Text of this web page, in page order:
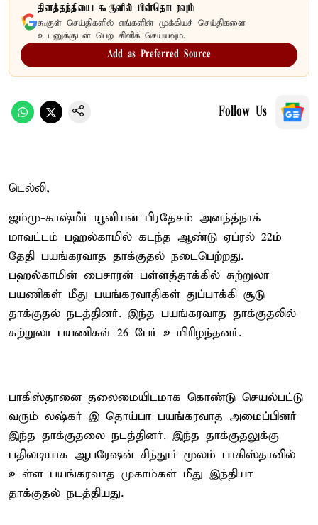
தினத்தந்தியை கூகுளில் பின்தொடரவும்
கூகுள் செய்திகளில் எங்களின் முக்கியச் செய்திகளை
உடனுக்குடன் பெற கிளிக் செய்யவும்.
Add as Preferred Source
Follow Us
டெல்லி,
ஜம்மு-காஷ்மீர் யூனியன் பிரதேசம் அனந்த்நாக்
மாவட்டம் பஹல்காமில் கடந்த ஆண்டு ஏப்ரல் 22ம்
தேதி பயங்கரவாத தாக்குதல் நடைபெற்றது.
பஹல்காமின் பைசாரன் பள்ளத்தாக்கில் சுற்றுலா
பயணிகள் மீது பயங்கரவாதிகள் துப்பாக்கி சூடு
தாக்குதல் நடத்தினர். இந்த பயங்கரவாத தாக்குதலில்
சுற்றுலா பயணிகள் 26 பேர் உயிரிழந்தனர்.
பாகிஸ்தானை தலைமையிடமாக கொண்டு செயல்பட்டு
வரும் லஷ்கர் இ தொய்பா பயங்கரவாத அமைப்பினர்
இந்த தாக்குதலை நடத்தினர். இந்த தாக்குதலுக்கு
பதிலடியாக ஆபரேஷன் சிந்தூர் மூலம் பாகிஸ்தானில்
உள்ள பயங்கரவாத முகாம்கள் மீது இந்தியா
தாக்குதல் நடத்தியது.